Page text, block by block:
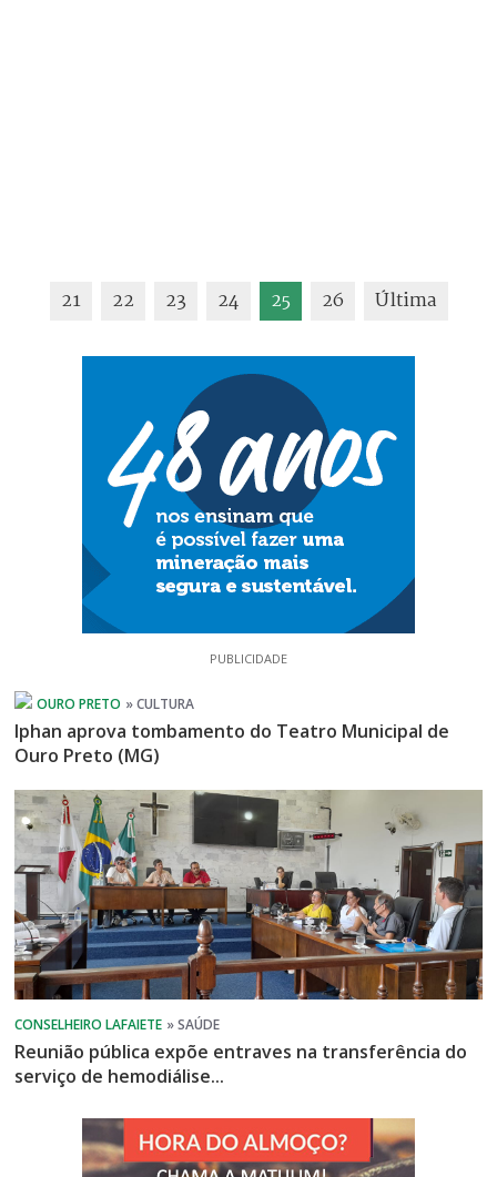
21 22 23 24 25 26 Última
PUBLICIDADE
Iphan aprova tombamento do Teatro Municipal de
Ouro Preto (MG)
Reunião pública expõe entraves na transferência do
serviço de hemodiálise...